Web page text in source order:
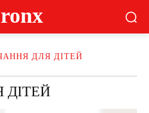
ДЛЯ ДІТЕЙ
ДІТЕЙ